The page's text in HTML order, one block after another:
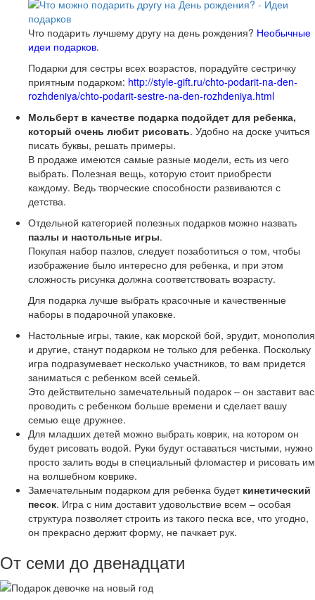
Что подарить лучшему другу на день рождения? Необычные
идеи подарков.
Подарки для сестры всех возрастов, порадуйте сестричку
приятным подарком: http://style-gift.ru/chto-podarit-na-den-
rozhdeniya/chto-podarit-sestre-na-den-rozhdeniya.html
Мольберт в качестве подарка подойдет для ребенка,
который очень любит рисовать. Удобно на доске учиться
писать буквы, решать примеры.
В продаже имеются самые разные модели, есть из чего
выбрать. Полезная вещь, которую стоит приобрести
каждому. Ведь творческие способности развиваются с
детства.
Отдельной категорией полезных подарков можно назвать
пазлы и настольные игры.
Покупая набор пазлов, следует позаботиться о том, чтобы
изображение было интересно для ребенка, и при этом
сложность рисунка должна соответствовать возрасту.
Для подарка лучше выбрать красочные и качественные
наборы в подарочной упаковке.
Настольные игры, такие, как морской бой, эрудит, монополия
и другие, станут подарком не только для ребенка. Поскольку
игра подразумевает несколько участников, то вам придется
заниматься с ребенком всей семьей.
Это действительно замечательный подарок – он заставит вас
проводить с ребенком больше времени и сделает вашу
семью еще дружнее.
Для младших детей можно выбрать коврик, на котором он
будет рисовать водой. Руки будут оставаться чистыми, нужно
просто залить воды в специальный фломастер и рисовать им
на волшебном коврике.
Замечательным подарком для ребенка будет кинетический
песок. Игра с ним доставит удовольствие всем – особая
структура позволяет строить из такого песка все, что угодно,
он прекрасно держит форму, не пачкает рук.
От семи до двенадцати